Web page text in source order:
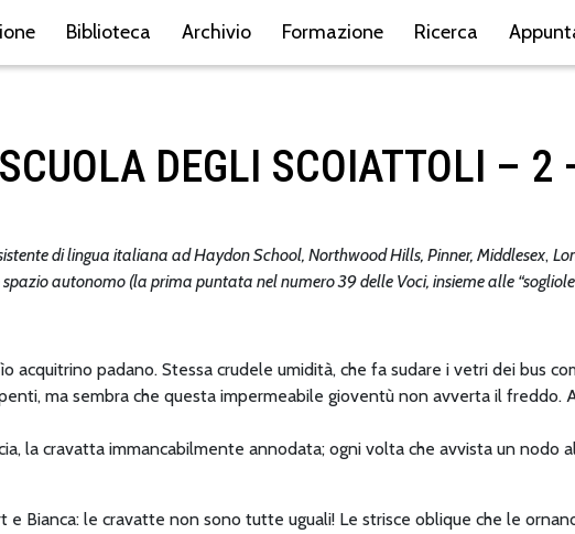
Biblioteca Archivio Formazione Ricerca
DEGLI SCOIATTOLI – 2
di lingua italiana ad Haydon School, Northwood Hills, Pinner, Middlesex,
autonomo (la prima puntata nel numero 39 delle Voci, insieme alle
acquitrino padano. Stessa crudele umidità, che fa sudare i vetri dei bus
ma sembra che questa impermeabile gioventù non avverta il freddo.
la cravatta immancabilmente annodata; ogni volta che avvista un nodo
Bianca: le cravatte non sono tutte uguali! Le strisce oblique che le